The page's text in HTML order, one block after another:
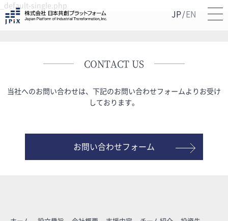
JP / EN
_default-single.php
CONTACT US
当社へのお問い合わせは、下記のお問い合わせフォームよりお受け
しております。
お問い合わせフォーム